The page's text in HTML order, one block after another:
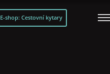
E-shop: Cestovní kytary